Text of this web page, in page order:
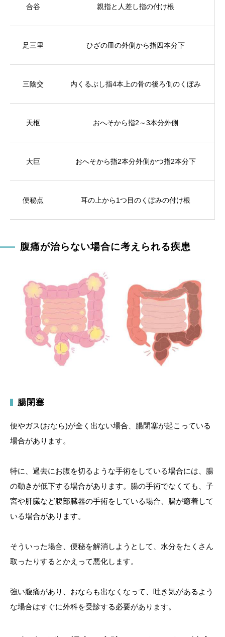
合谷 親指と人差し指の付け根
足三里 ひざの皿の外側から指四本分下
三陰交 内くるぶし指4本上の骨の後ろ側のくぼみ
天枢 おへそから指2～3本分外側
大巨 おへそから指2本分外側かつ指2本分下
便秘点 耳の上から1つ目のくぼみの付け根
腹痛が治らない場合に考えられる疾患
腸閉塞
便やガス(おなら)が全く出ない場合、腸閉塞が起こっている
場合があります。
特に、過去にお腹を切るような手術をしている場合には、腸
の動きが低下する場合があります。腸の手術でなくても、子
宮や肝臓など腹部臓器の手術をしている場合、腸が癒着して
いる場合があります。
そういった場合、便秘を解消しようとして、水分をたくさん
取ったりするとかえって悪化します。
強い腹痛があり、おならも出なくなって、吐き気があるよう
な場合はすぐに外科を受診する必要があります。